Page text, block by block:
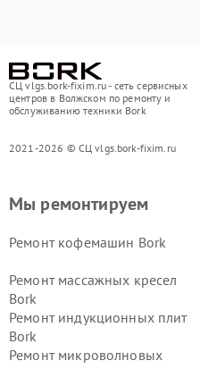
СЦ vlgs.bork-fixim.ru - сеть сервисных
центров в Волжском по ремонту и
обслуживанию техники Bork
2021-2026 © СЦ vlgs.bork-fixim.ru
Мы ремонтируем
Ремонт кофемашин Bork
Ремонт массажных кресел
Bork
Ремонт индукционных плит
Bork
Ремонт микроволновых